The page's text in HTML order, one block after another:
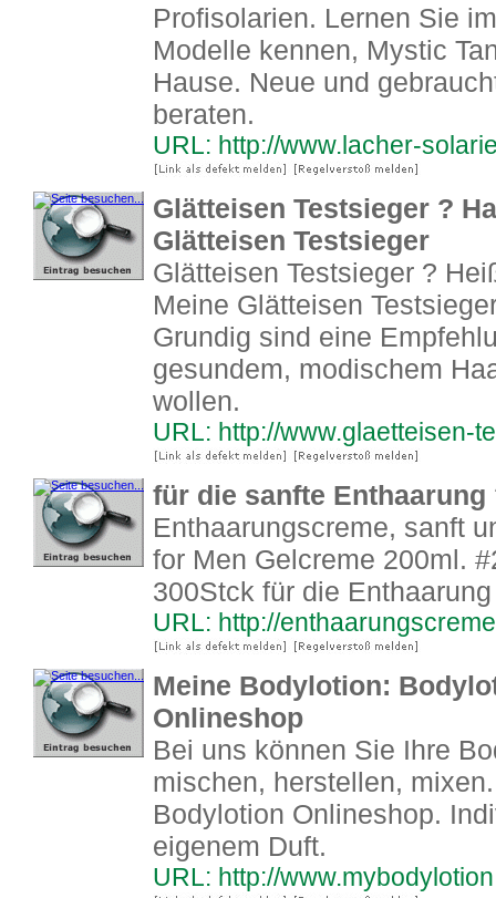
Profisolarien. Lernen Sie
Modelle kennen, Mystic
Hause. Neue und
beraten.
URL: http://www.lacher-
Glätteisen Testsieger ?
Glätteisen Testsieger
Glätteisen Testsieger ?
Meine Glätteisen
Grundig sind eine
gesundem, modischem
wollen.
URL: http://www.glaetteisen-
für die sanfte
Enthaarungscreme, sanft
for Men Gelcreme 200ml.
300Stck für die
URL: http://
Meine Bodylotion:
Onlineshop
Bei uns können Sie Ihre
mischen, herstellen,
Bodylotion Onlineshop.
eigenem Duft.
URL: http://